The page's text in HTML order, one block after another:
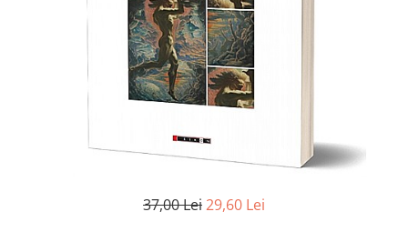
Gastronomie
Manuale scolare/Cursuri
37,00 Lei29,60 Lei